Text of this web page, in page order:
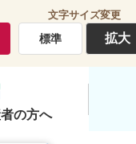
文字サイズ変更
標準 拡大
の方へ